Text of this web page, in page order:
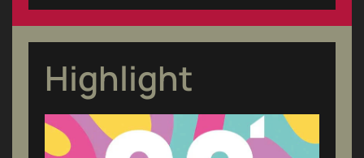
Highlight